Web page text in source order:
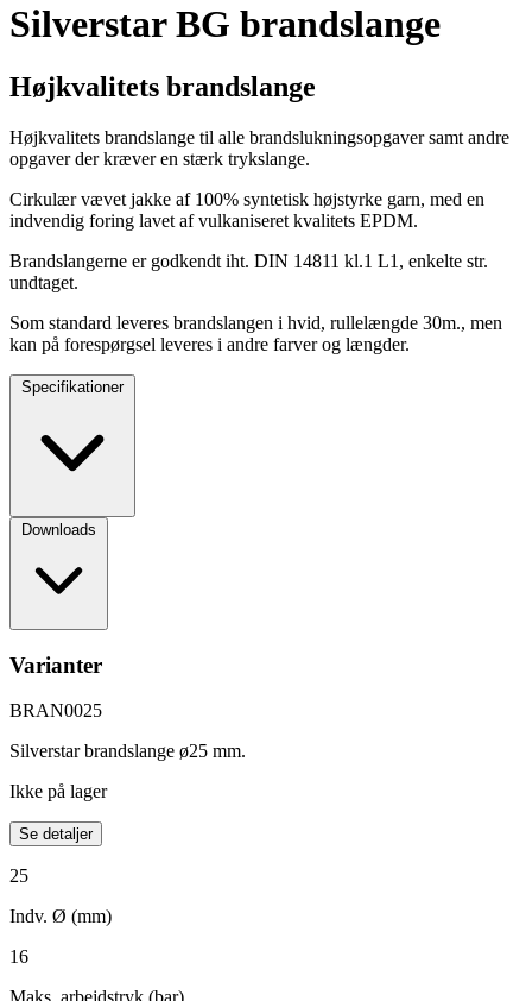
Silverstar BG brandslange
Højkvalitets brandslange
Højkvalitets brandslange til alle brandslukningsopgaver samt andre
opgaver der kræver en stærk trykslange.
Cirkulær vævet jakke af 100% syntetisk højstyrke garn, med en
indvendig foring lavet af vulkaniseret kvalitets EPDM.
Brandslangerne er godkendt iht. DIN 14811 kl.1 L1, enkelte str.
undtaget.
Som standard leveres brandslangen i hvid, rullelængde 30m., men
kan på forespørgsel leveres i andre farver og længder.
Specifikationer
Downloads
Varianter
BRAN0025
Silverstar brandslange ø25 mm.
Ikke på lager
Se detaljer
25
Indv. Ø (mm)
16